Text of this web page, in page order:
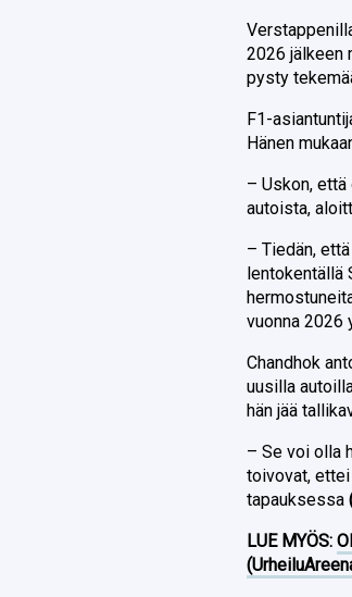
2026 jälkeen
pysty
F1-
Hänen
– Uskon,
autoista,
– Tiedän,
lentokentällä
vuonna 2026
Chandhok
uusilla
hän jää
– Se voi olla
toivovat,
tapauksessa
LUE MYÖS: